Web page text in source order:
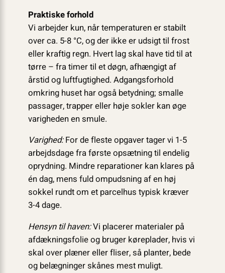
Praktiske forhold
Vi arbejder kun, når temperaturen er stabilt
over ca. 5-8 °C, og der ikke er udsigt til frost
eller kraftig regn. Hvert lag skal have tid til at
tørre – fra timer til et døgn, afhængigt af
årstid og luftfugtighed. Adgangsforhold
omkring huset har også betydning; smalle
passager, trapper eller høje sokler kan øge
varigheden en smule.
Varighed:For de fleste opgaver tager vi 1-5
arbejdsdage fra første opsætning til endelig
oprydning. Mindre reparationer kan klares på
én dag, mens fuld ompudsning af en høj
sokkel rundt om et parcelhus typisk kræver
3-4 dage.
Hensyn til haven:Vi placerer materialer på
afdækningsfolie og bruger køreplader, hvis vi
skal over plæner eller fliser, så planter, bede
og belægninger skånes mest muligt.